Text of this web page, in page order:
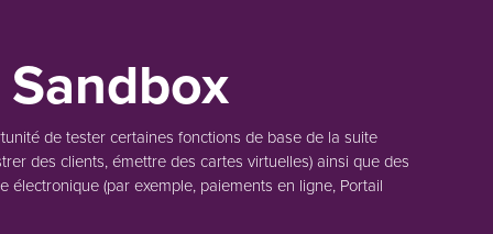
de tester certaines fonctions de base de la suite
des clients, émettre des cartes virtuelles) ainsi que des
électronique (par exemple, paiements en ligne, Portail